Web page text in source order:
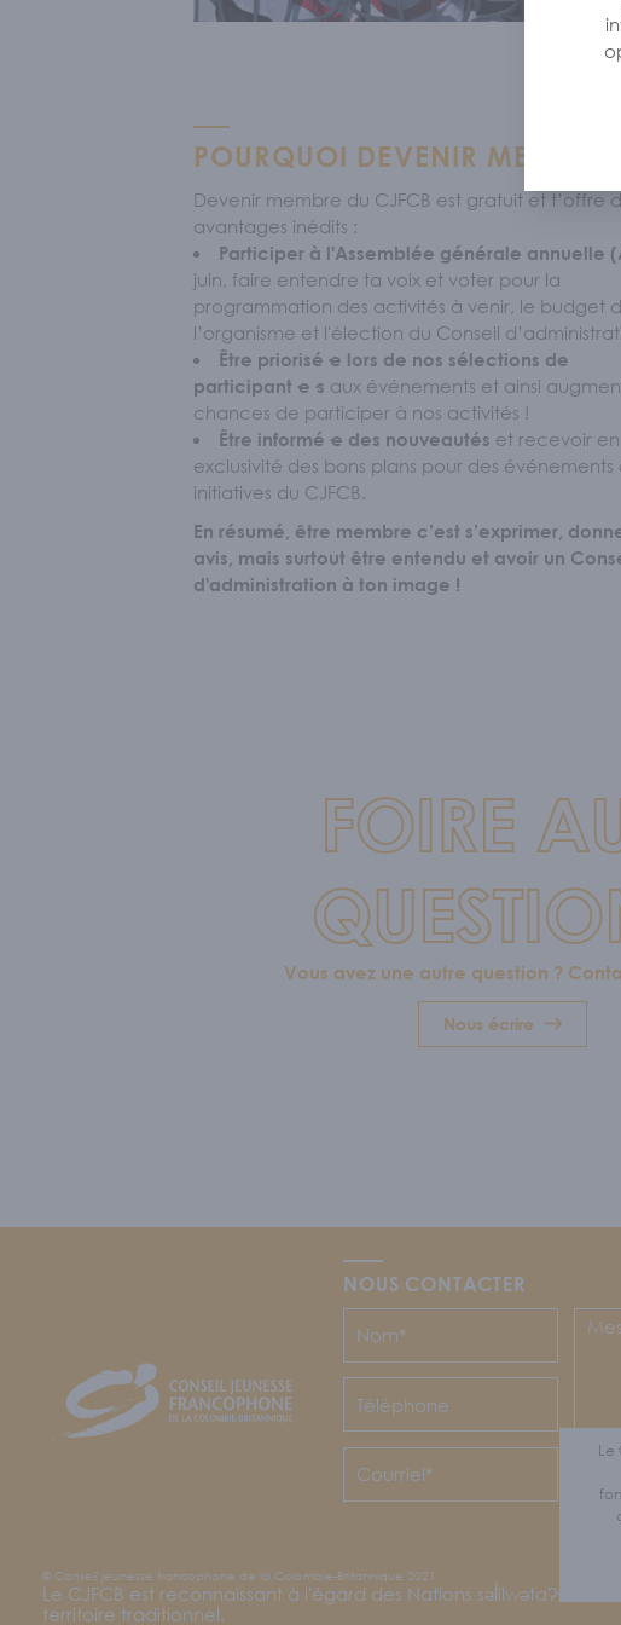
POURQUOI DEVENIR MEMBRE
Devenir membre du CJFCB est gratuit et t’offre
avantages inédits :
Participer à l'Assemblée générale annuelle
juin, faire entendre ta voix et voter pour la
programmation des activités à venir, le budget
l’organisme et l'élection du Conseil
Être priorisé·e lors de nos sélections de
participant·e·s aux événements et ainsi
chances de participer à nos activités !
Être informé·e des nouveautés et recevoir en
exclusivité des bons plans pour des événements
initiatives du CJFCB.
En résumé, être membre c’est s’exprimer,
avis, mais surtout être entendu et avoir un
d'administration à ton image !
FOIRE
Vous avez une autre question ?
Nous écrire
Le
CJFCB
NOUS CONTACTER
© Conseil jeunesse francophone de la Colombie-Britannique 2021
Le CJFCB est reconnaissant à l'égard des Nations səl̓ilwətaɁɬ
territoire traditionnel.